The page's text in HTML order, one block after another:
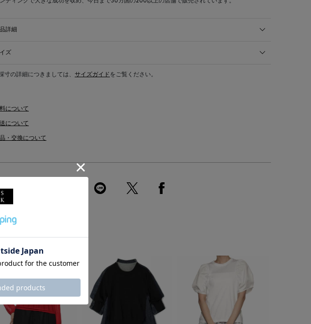
詳細
ズ
寸の詳細につきましては、 サイズガイドをご覧ください。
について
について
・交換について